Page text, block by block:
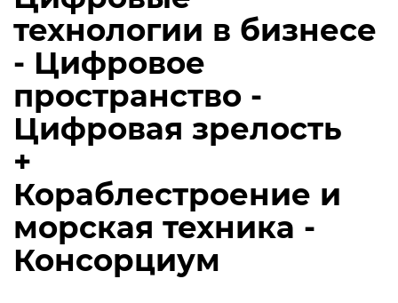
технологии в бизнесе
- Цифровое
пространство -
Цифровая зрелость
+
Кораблестроение и
морская техника -
Консорциум